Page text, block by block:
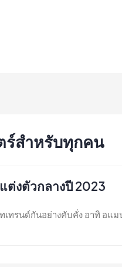
ร์สำหรับทุกคน
ต่งตัวกลางปี 2023
เทรนด์กันอย่างคับคั่ง อาทิ อแม